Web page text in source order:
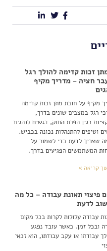
זכות קדימה להולך רגל
חציה – מדריך מקיף
מקיף על חובת מתן זכות קדימה
רגל במצבים שונים בדרך,
בגין הפרת החוק, דגשים לנהגים
וטיפים להתנהלות נכונה בכביש.
שצריך לדעת כדי לשמור על
המשתמשים הפגיעים בדרך.
קריאה »
פיצוי תאונת עבודה – כל מה
לדעת
עבודה עלולות לקרות בכל מקום
ובכל זמן. כאשר עובד נפגע
עבודתו או עקב עבודתו, הוא זכאי